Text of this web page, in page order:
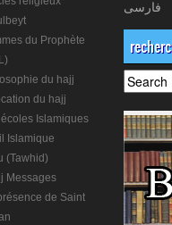
du Prophète
du hajj
du hajj
écoles Islamiques
Islamique
(Tawhid)
Messages
de Saint
فارسی